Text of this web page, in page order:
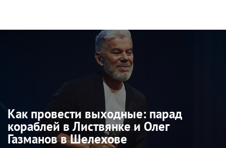
Как провести выходные: парад
кораблей в Листвянке и Олег
Газманов в Шелехове